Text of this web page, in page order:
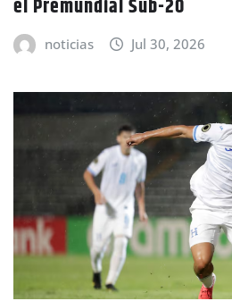
el Premundial Sub-20
noticias Jul 30, 2026